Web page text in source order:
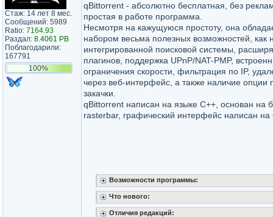
Стаж: 14 лет 8 мес.
Сообщений: 5989
Ratio: 7164.93
Раздал: 8.4061 PB
Поблагодарили:
167791
100%
qBittorrent - абсолютно бесплатная, без
простая в работе программа.
Несмотря на кажущуюся простоту, она
набором весьма полезных возможностей, как
интегрированной поисковой системы,
плагинов, поддержка UPnP/NAT-PMP,
ограничения скорости, фильтрация по IP,
через веб-интерфейс, а также наличие опции
закачки.
qBittorrent написан на языке C++, основан на
rasterbar, графический интерфейс написан на
Возможности программы:
Что нового:
Отличия редакций: